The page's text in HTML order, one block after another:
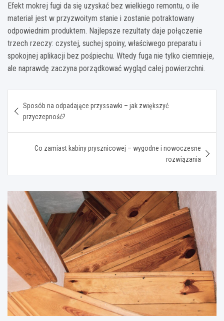
Efekt mokrej fugi da się uzyskać bez wielkiego remontu, o ile
materiał jest w przyzwoitym stanie i zostanie potraktowany
odpowiednim produktem. Najlepsze rezultaty daje połączenie
trzech rzeczy: czystej, suchej spoiny, właściwego preparatu i
spokojnej aplikacji bez pośpiechu. Wtedy fuga nie tylko ciemnieje,
ale naprawdę zaczyna porządkować wygląd całej powierzchni.
wpisu
Sposób na odpadające przyssawki – jak zwiększyć
przyczepność?
Co zamiast kabiny prysznicowej – wygodne i nowoczesne
rozwiązania